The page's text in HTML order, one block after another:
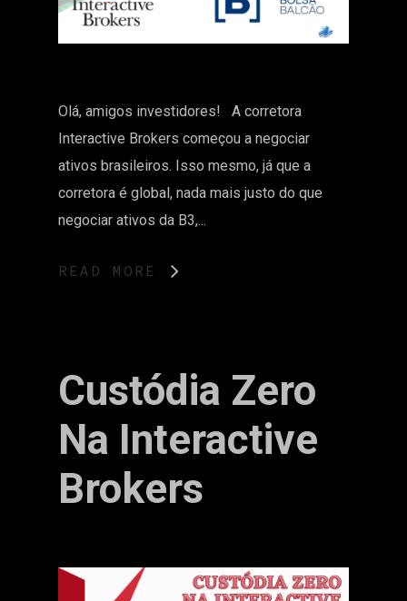
Olá, amigos investidores! A corretora
Interactive Brokers começou a negociar
ativos brasileiros. Isso mesmo, já que a
corretora é global, nada mais justo do que
negociar ativos da B3,...
READ MORE
Custódia Zero
Na Interactive
Brokers